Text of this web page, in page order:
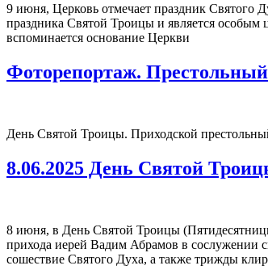
9 июня, Церковь отмечает праздник Святого
праздника Святой Троицы и является
вспоминается основание Церкви
Фоторепортаж.
День Святой Троицы. Приходской
8.06.2025 День Святой
8 июня, в День Святой Троицы
прихода иерей Вадим Абрамов в сослужении
сошествие Святого Духа, а также трижды